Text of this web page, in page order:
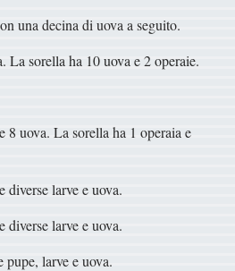
una decina di uova a seguito.
La sorella ha 10 uova e 2 operaie.
8 uova. La sorella ha 1 operaia e
diverse larve e uova.
diverse larve e uova.
pupe, larve e uova.